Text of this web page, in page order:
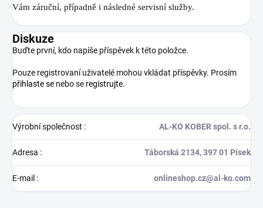
Vám záruční, případně i následné servisní služby.
Diskuze
Buďte první, kdo napíše příspěvek k této položce.
Pouze registrovaní uživatelé mohou vkládat příspěvky. Prosím
přihlaste se nebo se registrujte.
Výrobní společnost : AL-KO KOBER spol. s r.o.
Adresa : Táborská 2134, 397 01 Písek
E-mail : onlineshop.cz@al-ko.com